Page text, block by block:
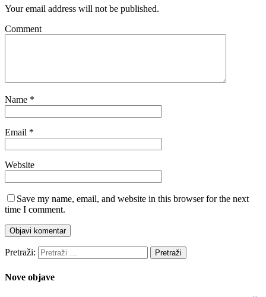
Your email address will not be published.
Comment
Name *
Email *
Website
Save my name, email, and website in this browser for the next
time I comment.
Pretraži:
Nove objave